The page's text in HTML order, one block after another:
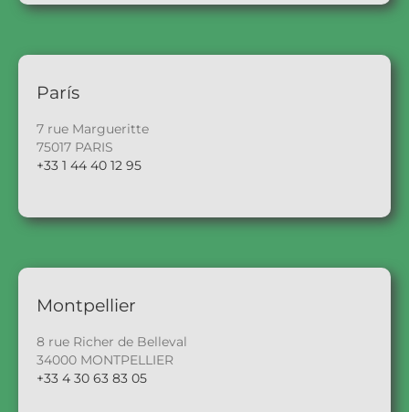
París
7 rue Margueritte
75017 PARIS
+33 1 44 40 12 95
Montpellier
8 rue Richer de Belleval
34000 MONTPELLIER
+33 4 30 63 83 05